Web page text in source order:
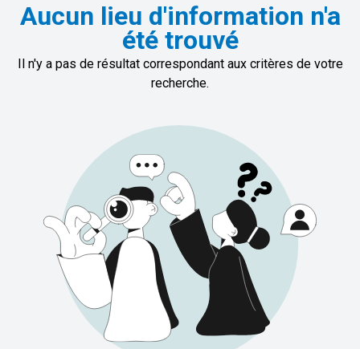
Aucun lieu d'information n'a
été trouvé
Il n'y a pas de résultat correspondant aux critères de votre
recherche.